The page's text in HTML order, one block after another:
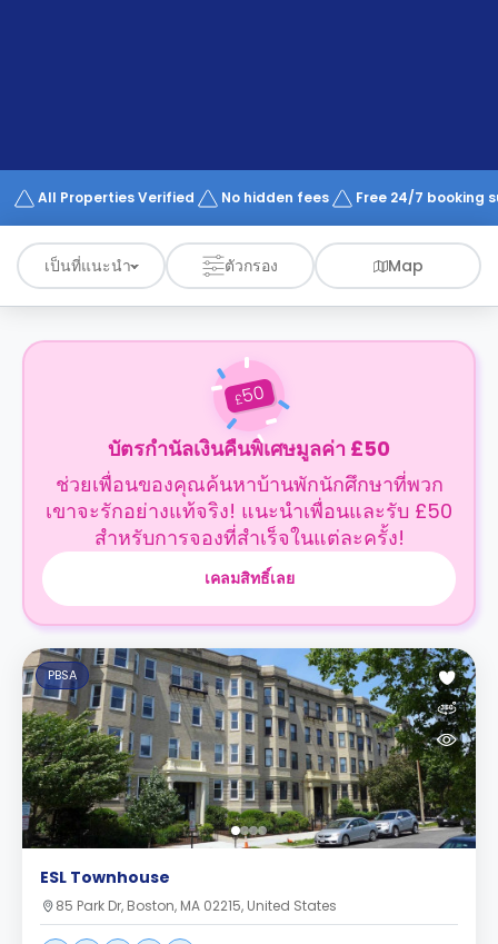
Works
All Properties Verified No hidden fees Free 24/7 booking
เป็นที่แนะนำ ตัวกรอง Map
£50
บัตรกำนัลเงินคืนพิเศษมูลค่า £50
ช่วยเพื่อนของคุณค้นหาบ้านพักนักศึกษาที่พวก
เขาจะรักอย่างแท้จริง! แนะนำเพื่อนและรับ £50
สำหรับการจองที่สำเร็จในแต่ละครั้ง!
เคลมสิทธิ์เลย
PBSA
ESL Townhouse
85 Park Dr, Boston, MA 02215, United States